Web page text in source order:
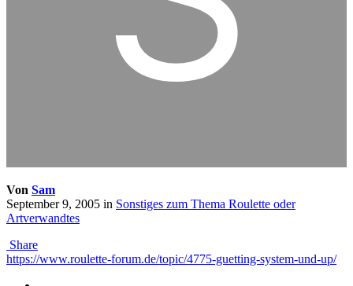
Von Sam
September 9, 2005 in Sonstiges zum Thema Roulette oder
Artverwandtes
Share
https://www.roulette-forum.de/topic/4775-guetting-system-und-up/